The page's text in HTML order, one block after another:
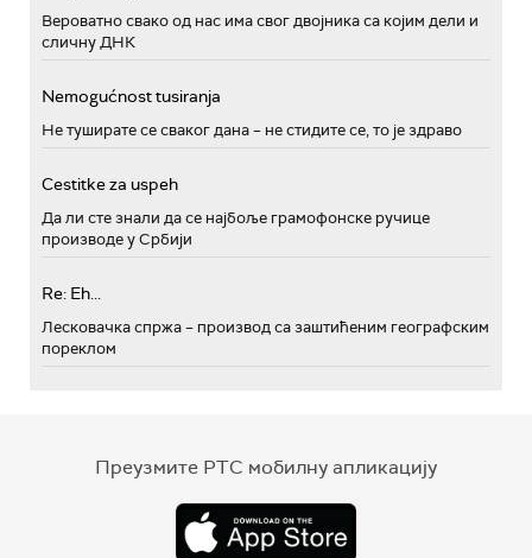
Вероватно свако од нас има свог двојника са којим дели и
сличну ДНК
Nemogućnost tusiranja
Не туширате се сваког дана – не стидите се, то је здраво
Cestitke za uspeh
Да ли сте знали да се најбоље грамофонске ручице
производе у Србији
Re: Eh...
Лесковачка спржа – производ са заштићеним географским
пореклом
Преузмите РТС мобилну апликацију